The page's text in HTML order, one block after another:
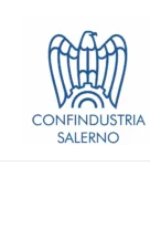
contenuto
articoli